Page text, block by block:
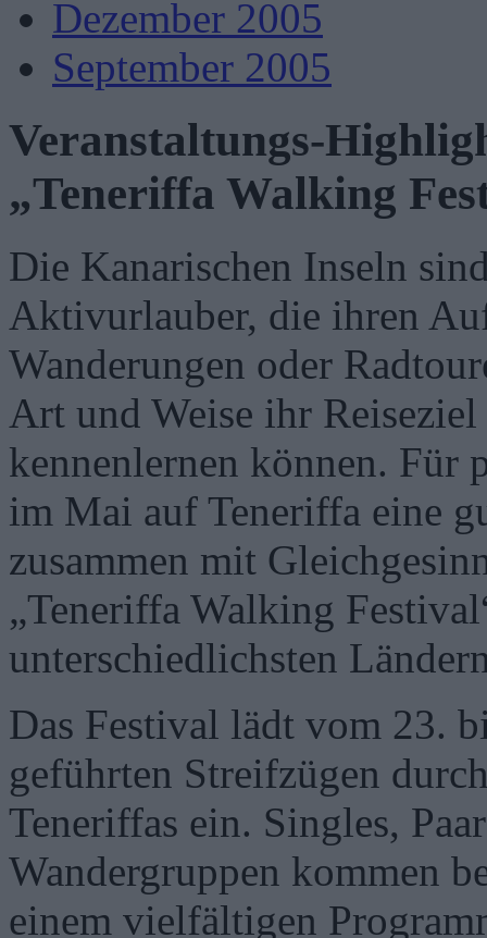
Dezember 2005
September 2005
Veranstaltungs-
„Teneriffa Walking
Die Kanarischen Inseln
Aktivurlauber, die ihren
Wanderungen oder
Art und Weise ihr Reiseziel
kennenlernen können. Für
im Mai auf Teneriffa eine
zusammen mit
„Teneriffa Walking
unterschiedlichsten
Das Festival lädt vom 23.
geführten Streifzügen
Teneriffas ein. Singles,
Wandergruppen kommen
einem vielfältigen